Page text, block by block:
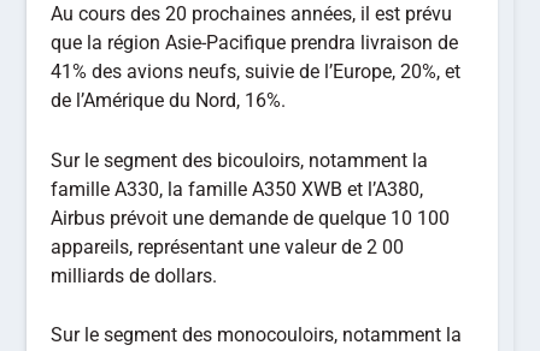
Au cours des 20 prochaines années, il est prévu
que la région Asie-Pacifique prendra livraison de
41% des avions neufs, suivie de l’Europe, 20%, et
de l’Amérique du Nord, 16%.
Sur le segment des bicouloirs, notamment la
famille A330, la famille A350 XWB et l’A380,
Airbus prévoit une demande de quelque 10 100
appareils, représentant une valeur de 2 00
milliards de dollars.
Sur le segment des monocouloirs, notamment la